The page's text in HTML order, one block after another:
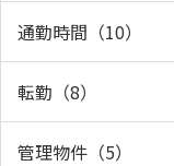
通勤時間（10）
転勤（8）
管理物件（5）